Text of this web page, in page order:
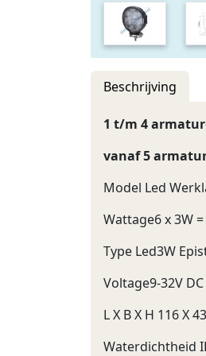
Beschrijving
1 t/m 4
vanaf 5
Model Led
Wattage6 x 3W
Type Led3W
Voltage9-32V DC
L X B X H 116 X
Waterdichtheid